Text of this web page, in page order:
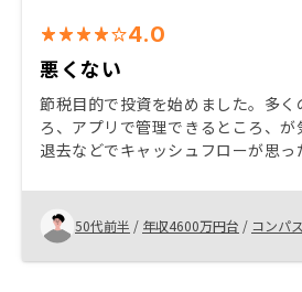
4.0
悪くない
節税目的で投資を始めました。多く
ろ、アプリで管理できるところ、が
退去などでキャッシュフローが思
ど不安になる部分はありましたが
す。 カスタマーサクセス部が弱い。広告を打て、追加の
コミッションを払った方がいい、し
賃更新の際の値上げ幅のアドバイス
50代前半 / 年収4600万円台 / コンパ